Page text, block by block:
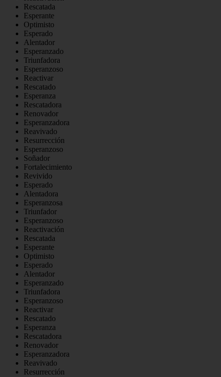
Rescatada
Esperante
Optimisto
Esperado
Alentador
Esperanzado
Triunfadora
Esperanzoso
Reactivar
Rescatado
Esperanza
Rescatadora
Renovador
Esperanzadora
Reavivado
Resurrección
Esperanzoso
Soñador
Fortalecimiento
Revivido
Esperado
Alentadora
Esperanzosa
Triunfador
Esperanzoso
Reactivación
Rescatada
Esperante
Optimisto
Esperado
Alentador
Esperanzado
Triunfadora
Esperanzoso
Reactivar
Rescatado
Esperanza
Rescatadora
Renovador
Esperanzadora
Reavivado
Resurrección